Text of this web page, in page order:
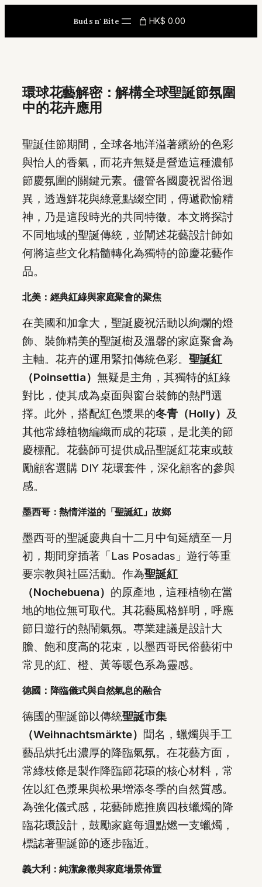
content
Buds n' Bite HK$ 0.00
環球花藝解密：解構全球聖誕節氛圍
中的花卉應用
聖誕佳節期間，全球各地洋溢著繽紛的色彩
與怡人的香氣，而花卉無疑是營造這種濃郁
節慶氛圍的關鍵元素。儘管各國慶祝習俗迥
異，透過鮮花與綠意點綴空間，傳遞歡愉精
神，乃是這段時光的共同特徵。本文將探討
不同地域的聖誕傳統，並闡述花藝設計師如
何將這些文化精髓轉化為獨特的節慶花藝作
品。
北美：經典紅綠與家庭聚會的聚焦
在美國和加拿大，聖誕慶祝活動以絢爛的燈
飾、裝飾精美的聖誕樹及溫馨的家庭聚會為
主軸。花卉的運用緊扣傳統色彩。 聖誕紅
（Poinsettia） 無疑是主角，其獨特的紅綠
對比，使其成為桌面與窗台裝飾的熱門選
擇。此外，搭配紅色漿果的冬青（Holly） 及
其他常綠植物編織而成的花環，是北美的節
慶標配。花藝師可提供成品聖誕紅花束或鼓
勵顧客選購 DIY 花環套件，深化顧客的參與
感。
墨西哥：熱情洋溢的「聖誕紅」故鄉
墨西哥的聖誕慶典自十二月中旬延續至一月
初，期間穿插著「Las Posadas」遊行等重
要宗教與社區活動。作為聖誕紅
（Nochebuena） 的原產地，這種植物在當
地的地位無可取代。其花藝風格鮮明，呼應
節日遊行的熱鬧氣氛。專業建議是設計大
膽、飽和度高的花束，以墨西哥民俗藝術中
常見的紅、橙、黃等暖色系為靈感。
德國：降臨儀式與自然氣息的融合
德國的聖誕節以傳統聖誕市集
（Weihnachtsmärkte） 聞名，蠟燭與手工
藝品烘托出濃厚的降臨氣氛。在花藝方面，
常綠枝條是製作降臨節花環的核心材料，常
佐以紅色漿果與松果增添冬季的自然質感。
為強化儀式感，花藝師應推廣四枝蠟燭的降
臨花環設計，鼓勵家庭每週點燃一支蠟燭，
標誌著聖誕節的逐步臨近。
義大利：純潔象徵與家庭場景佈置